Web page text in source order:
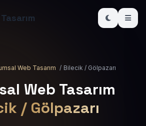
Web Tasarım / Bilecik / Gölpazarı
Web Tasarım
/ Gölpazarı